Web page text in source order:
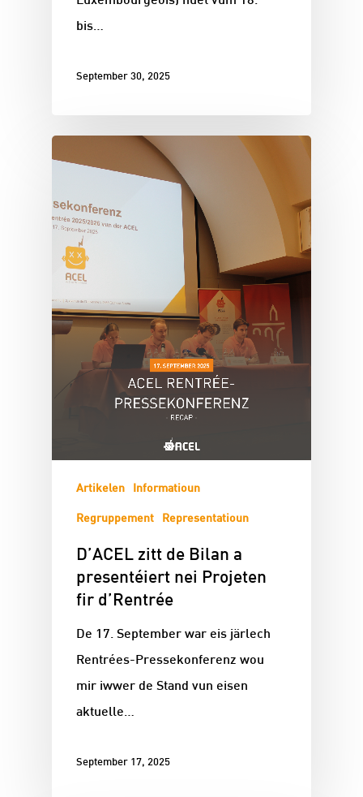
bis…
September 30, 2025
Artikelen Informatioun
Regruppement Representatioun
D’ACEL zitt de Bilan a
presentéiert nei Projeten
fir d’Rentrée
De 17. September war eis järlech
Rentrées-Pressekonferenz wou
mir iwwer de Stand vun eisen
aktuelle…
September 17, 2025